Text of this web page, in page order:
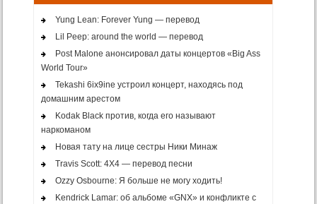
Yung Lean: Forever Yung — перевод
Lil Peep: around the world — перевод
Post Malone анонсировал даты концертов «Big Ass
World Tour»
Tekashi 6ix9ine устроил концерт, находясь под
домашним арестом
Kodak Black против, когда его называют
наркоманом
Новая тату на лице сестры Ники Минаж
Travis Scott: 4X4 — перевод песни
Ozzy Osbourne: Я больше не могу ходить!
Kendrick Lamar: об альбоме «GNX» и конфликте с